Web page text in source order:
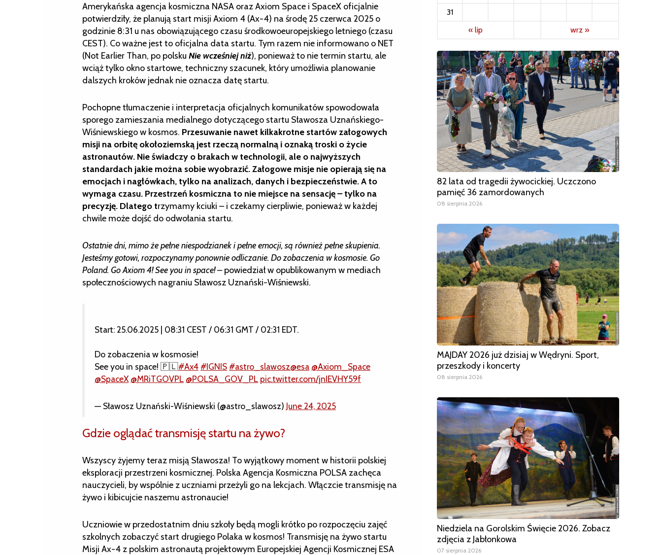
Amerykańska agencja kosmiczna NASA oraz Axiom Space i SpaceX oficjalnie
potwierdziły, że planują start misji Axiom 4 (Ax-4) na środę 25 czerwca 2025 o
godzinie 8:31 u nas obowiązującego czasu środkowoeuropejskiego letniego (czasu
CEST). Co ważne jest to oficjalna data startu. Tym razem nie informowano o NET
(Not Earlier Than, po polsku Nie wcześniej niż), ponieważ to nie termin startu, ale
wciąż tylko okno startowe, techniczny szacunek, który umożliwia planowanie
dalszych kroków jednak nie oznacza datę startu.
Pochopne tłumaczenie i interpretacja oficjalnych komunikatów spowodowała
sporego zamieszania medialnego dotyczącego startu Sławosza Uznańskiego-
Wiśniewskiego w kosmos. Przesuwanie nawet kilkakrotne startów załogowych
misji na orbitę okołoziemską jest rzeczą normalną i oznaką troski o życie
astronautów. Nie świadczy o brakach w technologii, ale o najwyższych
standardach jakie można sobie wyobrazić. Załogowe misje nie opierają się na
emocjach i nagłówkach, tylko na analizach, danych i bezpieczeństwie. A to
wymaga czasu. Przestrzeń kosmiczna to nie miejsce na sensację – tylko na
precyzję. Dlatego trzymamy kciuki – i czekamy cierpliwie, ponieważ w każdej
chwile może dojść do odwołania startu.
Ostatnie dni, mimo że pełne niespodzianek i pełne emocji, są również pełne skupienia.
Jesteśmy gotowi, rozpoczynamy ponownie odliczanie. Do zobaczenia w kosmosie. Go
Poland. Go Axiom 4! See you in space!– powiedział w opublikowanym w mediach
społecznościowych nagraniu Sławosz Uznański-Wiśniewski.
Start: 25.06.2025 | 08:31 CEST / 06:31 GMT / 02:31 EDT.
Do zobaczenia w kosmosie!
See you in space! 🇵🇱#Ax4#IGNIS#astro_slawosz@esa @Axiom_Space
@SpaceX @MRiTGOVPL @POLSA_GOV_PL pic.twitter.com/jnIEVHY59f
— Sławosz Uznański-Wiśniewski (@astro_slawosz) June 24, 2025
Gdzie oglądać transmisję startu na żywo?
Wszyscy żyjemy teraz misją Sławosza! To wyjątkowy moment w historii polskiej
eksploracji przestrzeni kosmicznej. Polska Agencja Kosmiczna POLSA zachęca
nauczycieli, by wspólnie z uczniami przeżyli go na lekcjach. Włączcie transmisję na
żywo i kibicujcie naszemu astronaucie!
Uczniowie w przedostatnim dniu szkoły będą mogli krótko po rozpoczęciu zajęć
szkolnych zobaczyć start drugiego Polaka w kosmos! Transmisję na żywo startu
Misji Ax-4 z polskim astronautą projektowym Europejskiej Agencji Kosmicznej ESA
31
« lip
wrz »
82 lata od tragedii żywocickiej. Uczczono
pamięć 36 zamordowanych
08 sierpnia 2026
MAJDAY 2026 już dzisiaj w Wędryni. Sport,
przeszkody i koncerty
08 sierpnia 2026
Niedziela na Gorolskim Święcie 2026. Zobacz
zdjęcia z Jabłonkowa
07 sierpnia 2026